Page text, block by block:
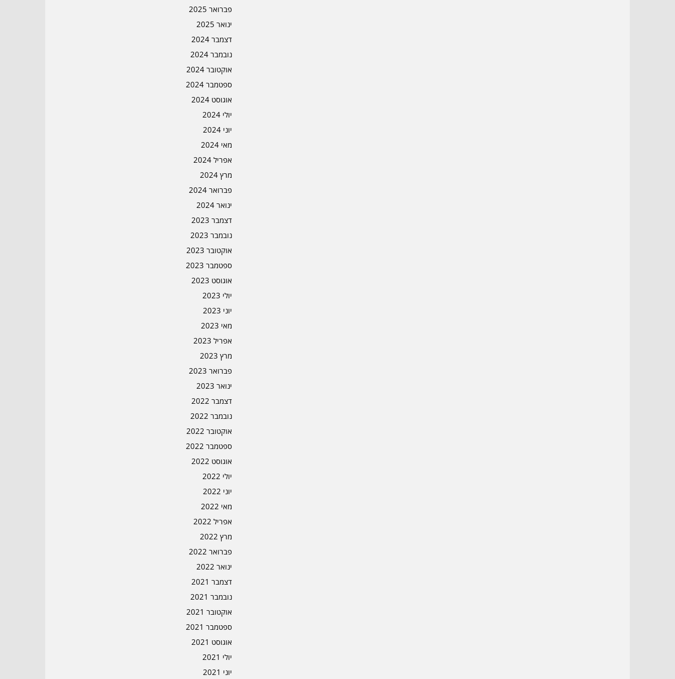
פברואר 2025
ינואר 2025
דצמבר 2024
נובמבר 2024
אוקטובר 2024
ספטמבר 2024
אוגוסט 2024
יולי 2024
יוני 2024
מאי 2024
אפריל 2024
מרץ 2024
פברואר 2024
ינואר 2024
דצמבר 2023
נובמבר 2023
אוקטובר 2023
ספטמבר 2023
אוגוסט 2023
יולי 2023
יוני 2023
מאי 2023
אפריל 2023
מרץ 2023
פברואר 2023
ינואר 2023
דצמבר 2022
נובמבר 2022
אוקטובר 2022
ספטמבר 2022
אוגוסט 2022
יולי 2022
יוני 2022
מאי 2022
אפריל 2022
מרץ 2022
פברואר 2022
ינואר 2022
דצמבר 2021
נובמבר 2021
אוקטובר 2021
ספטמבר 2021
אוגוסט 2021
יולי 2021
יוני 2021